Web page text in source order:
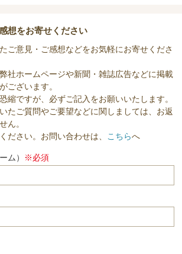
想をお寄せください
ご意見・ご感想などをお気軽にお寄せくださ
社ホームページや新聞・雑誌広告などに掲載
ございます。
縮ですが、必ずご記入をお願いいたします。
たご質問やご要望などに関しましては、お返
ん。
ださい。お問い合わせは、 こちらへ
ム） ※必須